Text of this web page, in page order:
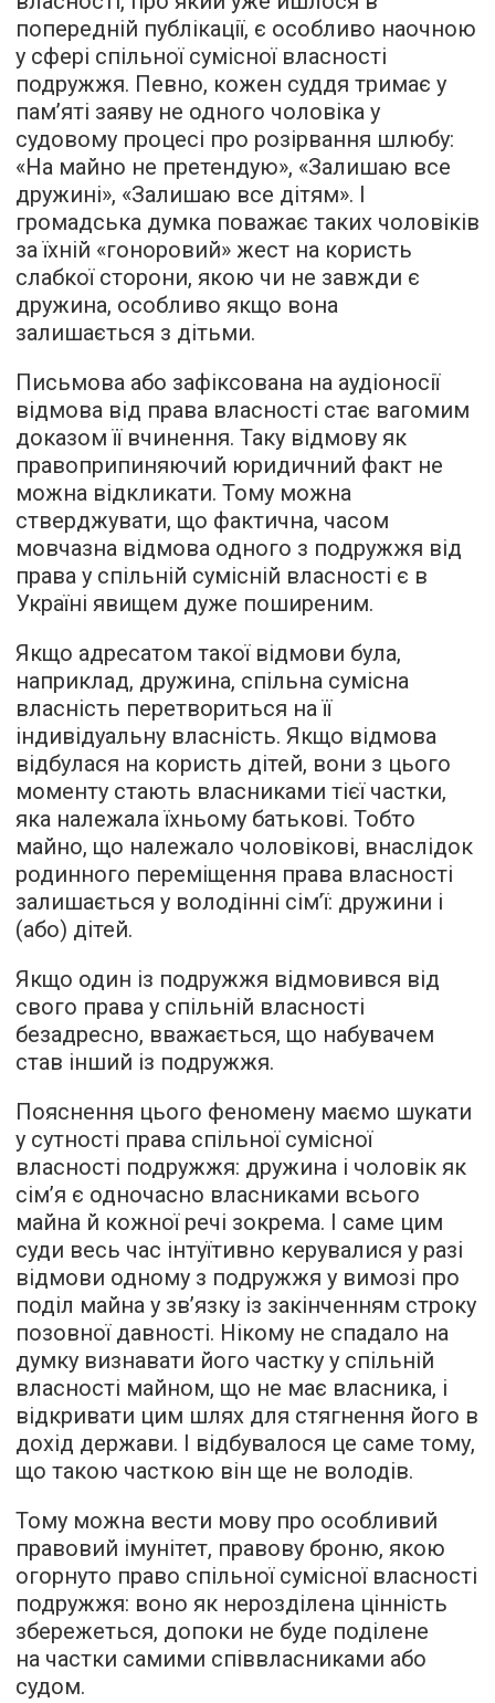
попередній публікації, є особливо наочною
у сфері спільної сумісної власності
подружжя. Певно, кожен суддя тримає у
пам’яті заяву не одного чоловіка у
судовому процесі про розірвання шлюбу:
«На майно не претендую», «Залишаю все
дружині», «Залишаю все дітям». І
громадська думка поважає таких чоловіків
за їхній «гоноровий» жест на користь
слабкої сторони, якою чи не завжди є
дружина, особливо якщо вона
залишається з дітьми.
Письмова або зафіксована на аудіоносії
відмова від права власності стає вагомим
доказом її вчинення. Таку відмову як
правоприпиняючий юридичний факт не
можна відкликати. Тому можна
стверджувати, що фактична, часом
мовчазна відмова одного з подружжя від
права у спільній сумісній власності є в
Україні явищем дуже поширеним.
Якщо адресатом такої відмови була,
наприклад, дружина, спільна сумісна
власність перетвориться на її
індивідуальну власність. Якщо відмова
відбулася на користь дітей, вони з цього
моменту стають власниками тієї частки,
яка належала їхньому батькові. Тобто
майно, що належало чоловікові, внаслідок
родинного переміщення права власності
залишається у володінні сім’ї: дружини і
(або) дітей.
Якщо один із подружжя відмовився від
свого права у спільній власності
безадресно, вважається, що набувачем
став інший із подружжя.
Пояснення цього феномену маємо шукати
у сутності права спільної сумісної
власності подружжя: дружина і чоловік як
сім’я є одночасно власниками всього
майна й кожної речі зокрема. І саме цим
суди весь час інтуїтивно керувалися у разі
відмови одному з подружжя у вимозі про
поділ майна у зв’язку із закінченням строку
позовної давності. Нікому не спадало на
думку визнавати його частку у спільній
власності майном, що не має власника, і
відкривати цим шлях для стягнення його в
дохід держави. І відбувалося це саме тому,
що такою часткою він ще не володів.
Тому можна вести мову про особливий
правовий імунітет, правову броню, якою
огорнуто право спільної сумісної власності
подружжя: воно як нерозділена цінність
збережеться, допоки не буде поділене
на частки самими співвласниками або
судом.